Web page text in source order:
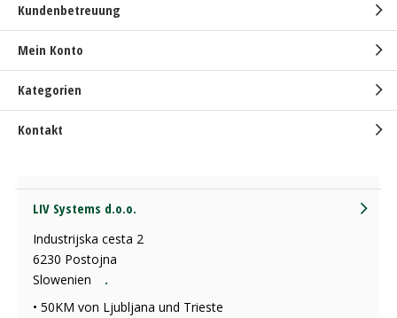
Kundenbetreuung
Mein Konto
Kategorien
Kontakt
LIV Systems d.o.o.
Industrijska cesta 2
6230 Postojna
Slowenien
.
• 50KM von Ljubljana und Trieste